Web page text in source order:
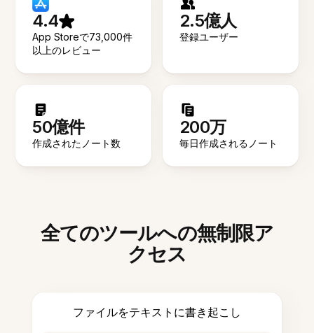
4.4
App Storeで73,000件
以上のレビュー
2.5億人
登録ユーザー
50億件
作成されたノート数
200万
毎日作成されるノート
全てのツールへの無制限ア
クセス
ファイルをテキストに書き起こし